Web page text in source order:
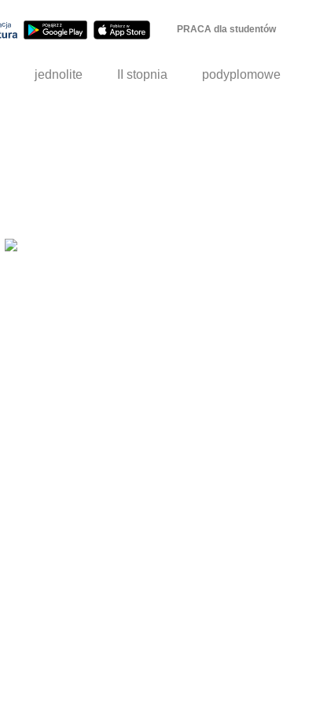
PRACA dla studentów
jednolite II stopnia podyplomowe